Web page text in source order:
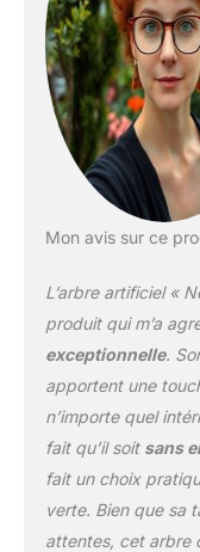
Mon avis sur ce
L’arbre artificiel «
produit qui m’a
exceptionnelle.
apportent une
n’importe quel
fait qu’il soit sans
fait un choix
verte. Bien que sa
attentes, cet arbre